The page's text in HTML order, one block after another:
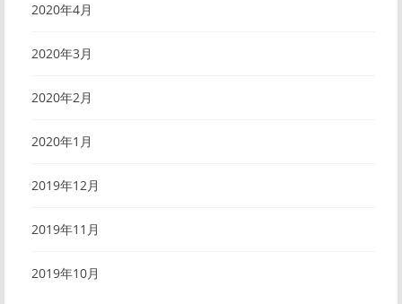
2020年4月
2020年3月
2020年2月
2020年1月
2019年12月
2019年11月
2019年10月